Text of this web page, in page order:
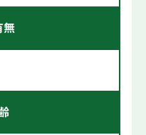
無